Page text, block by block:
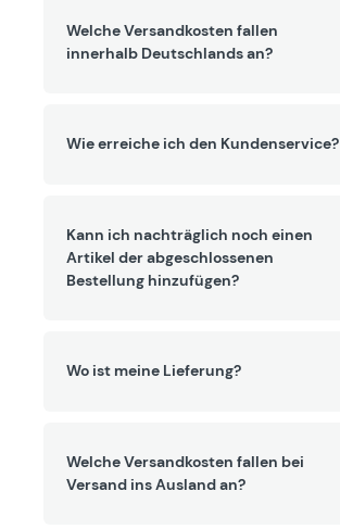
Welche Versandkosten fallen
innerhalb Deutschlands an?
Wie erreiche ich den Kundenservice?
Kann ich nachträglich noch einen
Artikel der abgeschlossenen
Bestellung hinzufügen?
Wo ist meine Lieferung?
Welche Versandkosten fallen bei
Versand ins Ausland an?